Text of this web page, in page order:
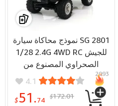
نموذج محاكاة سيارة SG 2801
1/28 2.4G 4WD RC للجيش
الصحراوي المصنوع من
سبائك معدنية لتسلق الطرق
الوعرة
4.1
$51.74 $172.01
2093